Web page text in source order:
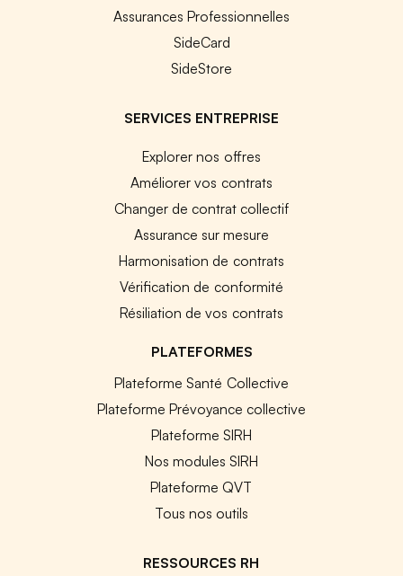
Assurances Professionnelles
SideCard
SideStore
SERVICES ENTREPRISE
Explorer nos offres
Améliorer vos contrats
Changer de contrat collectif
Assurance sur mesure
Harmonisation de contrats
Vérification de conformité
Résiliation de vos contrats
PLATEFORMES
Plateforme Santé Collective
Plateforme Prévoyance collective
Plateforme SIRH
Nos modules SIRH
Plateforme QVT
Tous nos outils
RESSOURCES RH